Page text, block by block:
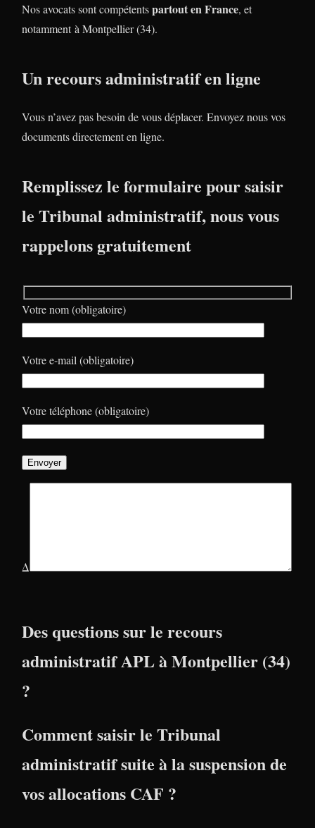
Nos avocats sont compétentspartout en France, et
notamment à Montpellier (34).
Un recours administratif en ligne
Vous n’avez pas besoin de vous déplacer. Envoyez nous vos
documents directement en ligne.
Remplissez le formulaire pour saisir
le Tribunal administratif, nous vous
rappelons gratuitement
Votre nom (obligatoire)
Votre e-mail (obligatoire)
Votre téléphone (obligatoire)
Δ
Des questions sur le recours
administratif APL à Montpellier (34)
?
Comment saisir le Tribunal
administratif suite à la suspension de
vos allocations CAF ?